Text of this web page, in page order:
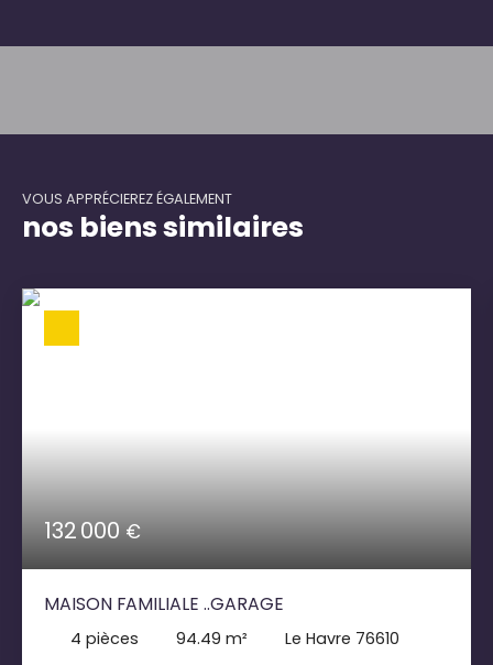
VOUS APPRÉCIEREZ ÉGALEMENT
nos biens similaires
132 000€
MAISON FAMILIALE ..GARAGE
4 pièces 94.49 m²
Le Havre 76610